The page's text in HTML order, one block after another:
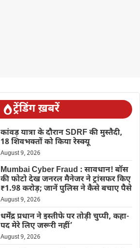
ट्रेंडिंग ख़बरें
कांवड़ यात्रा के दौरान SDRF की मुस्तैदी,
18 शिवभक्तों को किया रेस्क्यू
August 9, 2026
Mumbai Cyber Fraud : सावधान! बॉस
की फोटो देख जनरल मैनेजर ने ट्रांसफर किए
₹1.98 करोड़; जानें पुलिस ने कैसे बचाए पैसे
August 9, 2026
धर्मेंद्र प्रधान ने इस्तीफे पर तोड़ी चुप्पी, कहा-
पद मेरे लिए जरूरी नहीं’
August 9, 2026